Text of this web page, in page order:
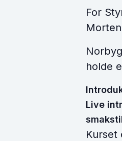
For
Morten
holde
Live
Kurset